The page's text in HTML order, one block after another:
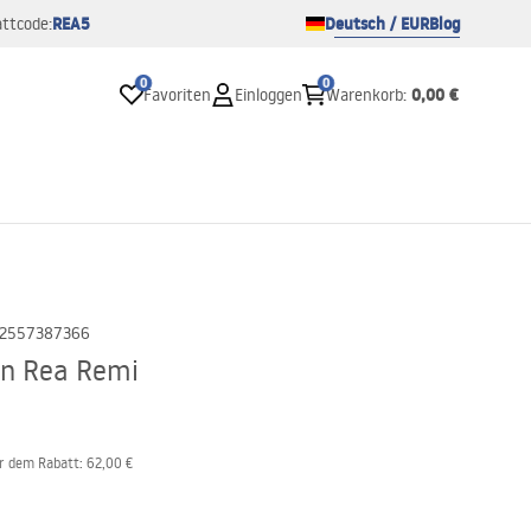
REA5 Deutsch / EURBlog
0
Favoriten Einloggen
0
Warenkorb: 0,00 €
Rea Remi
dem Rabatt: 62,00 €